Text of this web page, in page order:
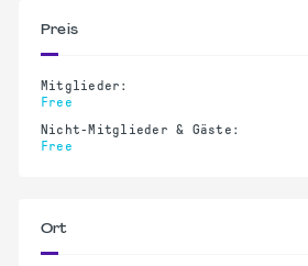
Preis
Mitglieder:
Free
Nicht-Mitglieder & Gäste:
Free
Ort